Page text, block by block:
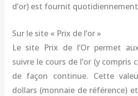
d’or) est fournit
Sur le site « Prix de l’or »
Le site Prix de l’Or permet
suivre le cours de l’or (y compris
de façon continue. Cette
dollars (monnaie de référence)